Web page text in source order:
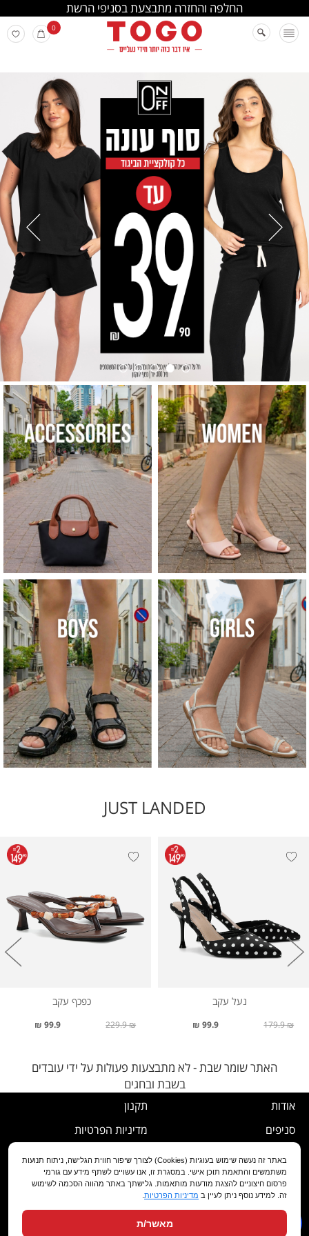
החלפה והחזרה מתבצעת בסניפי הרשת
0
JUST LANDED
כפכף עקב
99.9 ₪ 229.9 ₪
נעל עקב
99.9 ₪ 179.9 ₪
האתר שומר שבת - לא מתבצעות פעולות על ידי עובדים
בשבת ובחגים
אודות
סניפים
שירות לקוחות
מועדון לקוחות
תקנון
מדיניות הפרטיות
נוהל ביטול עסקה
מדיניות החלפה/החזרה/ביטול
הצהרת נגישות
באתר זה נעשה שימוש בעוגיות (Cookies) לצורך שיפור חווית הגלישה, ניתוח תנועות
משתמשים והתאמת תוכן אישי. במסגרת זו, אנו עשויים לשתף מידע עם גורמי
פרסום חיצוניים להצגת מודעות מותאמות. גלישתך באתר מהווה הסכמה לשימוש
זה. למידע נוסף ניתן לעיין ב מדיניות הפרטיות
מאשר/ת